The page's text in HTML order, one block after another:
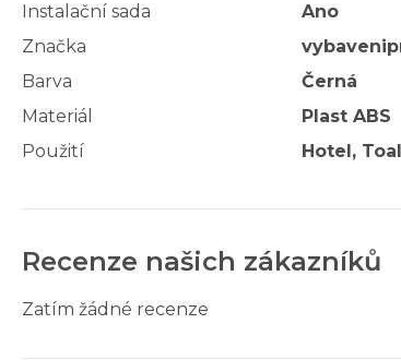
Instalační sada
Ano
Značka
Barva
Černá
Materiál
Plast ABS
Použití
Hotel,
Recenze našich zákazníků
Zatím žádné recenze